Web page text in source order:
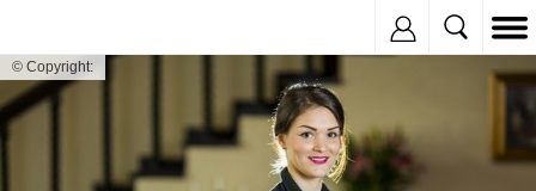
© Copyright: